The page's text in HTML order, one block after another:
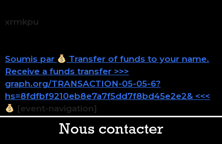
xrmkpu
Soumis par
Transfer of funds to your name.
Receive a funds transfer >>>
graph.org/TRANSACTION-05-05-6?
hs=8fdfbf9210eb8e7a7f5dd7f8bd45e2e2& <<<
[event-navigation]
Nous contacter